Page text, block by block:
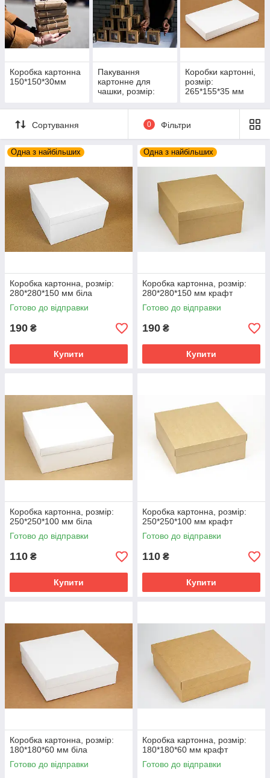
Коробка картонна
150*150*30мм
Пакування
картонне для
чашки, розмір:
Коробки картонні,
розмір:
265*155*35 мм
Сортування 0 Фільтри
Одна з найбільших
Коробка картонна, розмір:
280*280*150 мм біла
Готово до відправки
190 ₴
Купити
Одна з найбільших
Коробка картонна, розмір:
280*280*150 мм крафт
Готово до відправки
190 ₴
Купити
Коробка картонна, розмір:
250*250*100 мм біла
Готово до відправки
110 ₴
Купити
Коробка картонна, розмір:
250*250*100 мм крафт
Готово до відправки
110 ₴
Купити
Коробка картонна, розмір:
180*180*60 мм біла
Готово до відправки
Коробка картонна, розмір:
180*180*60 мм крафт
Готово до відправки